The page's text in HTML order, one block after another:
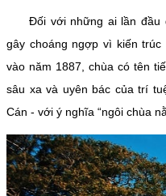
Đối với những ai lần đầu
gây choáng ngợp vì kiến
vào năm 1887, chùa có tên
sâu xa và uyên bác của trí
Cán - với ý nghĩa “ngôi chùa